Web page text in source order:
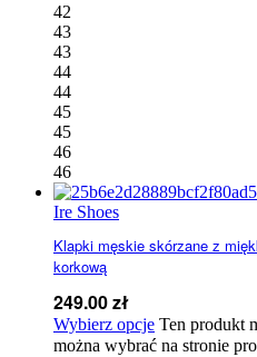
42
43
43
44
44
45
45
46
46
Ire Shoes
Klapki męskie skórzane z
korkową
249.00zł
Wybierz opcje Ten produkt
można wybrać na stronie